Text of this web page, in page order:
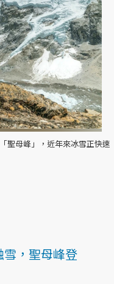
聖母峰」，近年來冰雪正快速
，聖母峰登